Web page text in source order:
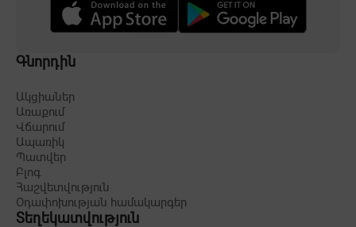
Գնորդին
Ակցիաներ
Առաքում
Վճարում
Ապառիկ
Պատվեր
Բլոգ
Հաշվետվություն
Օդափոխության համակարգեր
Տեղեկատվություն